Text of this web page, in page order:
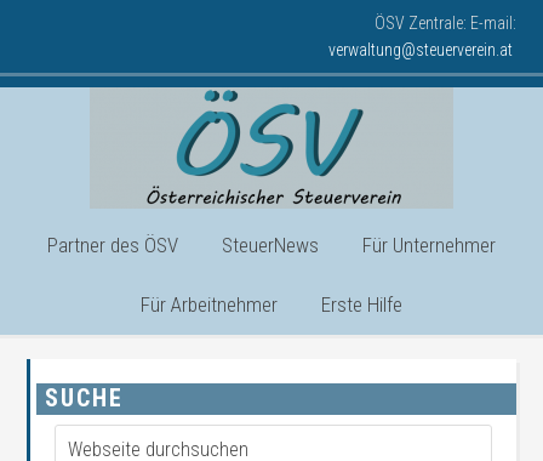
ÖSV Zentrale: E-mail:
verwaltung@steuerverein.at
Partner des ÖSV SteuerNews Für Unternehmer
Für Arbeitnehmer Erste Hilfe
SUCHE